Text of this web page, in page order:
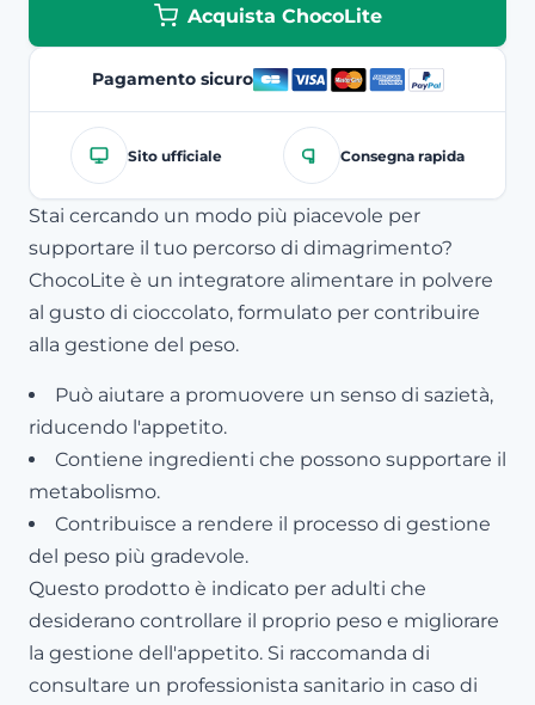
Acquista ChocoLite
Pagamento sicuro
Sito ufficiale Consegna rapida
Stai cercando un modo più piacevole per
supportare il tuo percorso di dimagrimento?
ChocoLite è un integratore alimentare in polvere
al gusto di cioccolato, formulato per contribuire
alla gestione del peso.
Può aiutare a promuovere un senso di sazietà,
riducendo l'appetito.
Contiene ingredienti che possono supportare il
metabolismo.
Contribuisce a rendere il processo di gestione
del peso più gradevole.
Questo prodotto è indicato per adulti che
desiderano controllare il proprio peso e migliorare
la gestione dell'appetito. Si raccomanda di
consultare un professionista sanitario in caso di